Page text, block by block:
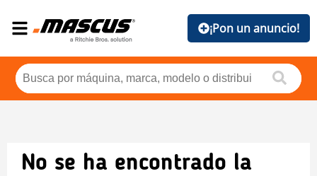
¡Pon un anuncio!
No se ha encontrado la